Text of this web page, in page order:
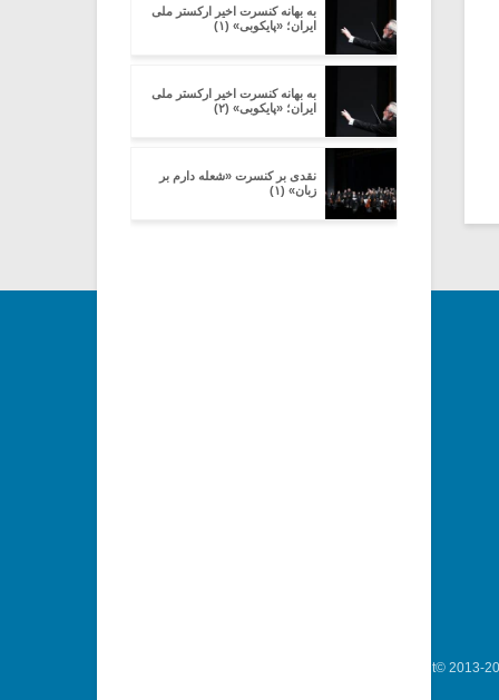
به بهانه کنسرت اخیر ارکستر ملی
ایران؛ «پایکوبی» (۱)
به بهانه کنسرت اخیر ارکستر ملی
ایران؛ «پایکوبی» (۲)
نقدی بر کنسرت «شعله دارم بر
زبان» (۱)
Copyright© 2013-